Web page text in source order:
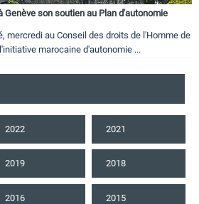
Genève son soutien au Plan d'autonomie
mercredi au Conseil des droits de l'Homme de
marocaine d'autonomie ...
2022 2021
2019 2018
2016 2015